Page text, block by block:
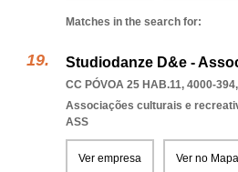
Matches in the search for:
Studiodanze D&e -
CC PÓVOA 25 HAB.11, 4000-394,
Associações culturais e
ASS
Ver empresa Ver no Mapa